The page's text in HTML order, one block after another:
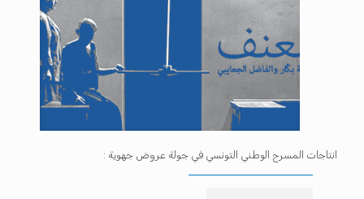
انتاجات المسرح الوطني التونسي في جولة عروض جهوية :